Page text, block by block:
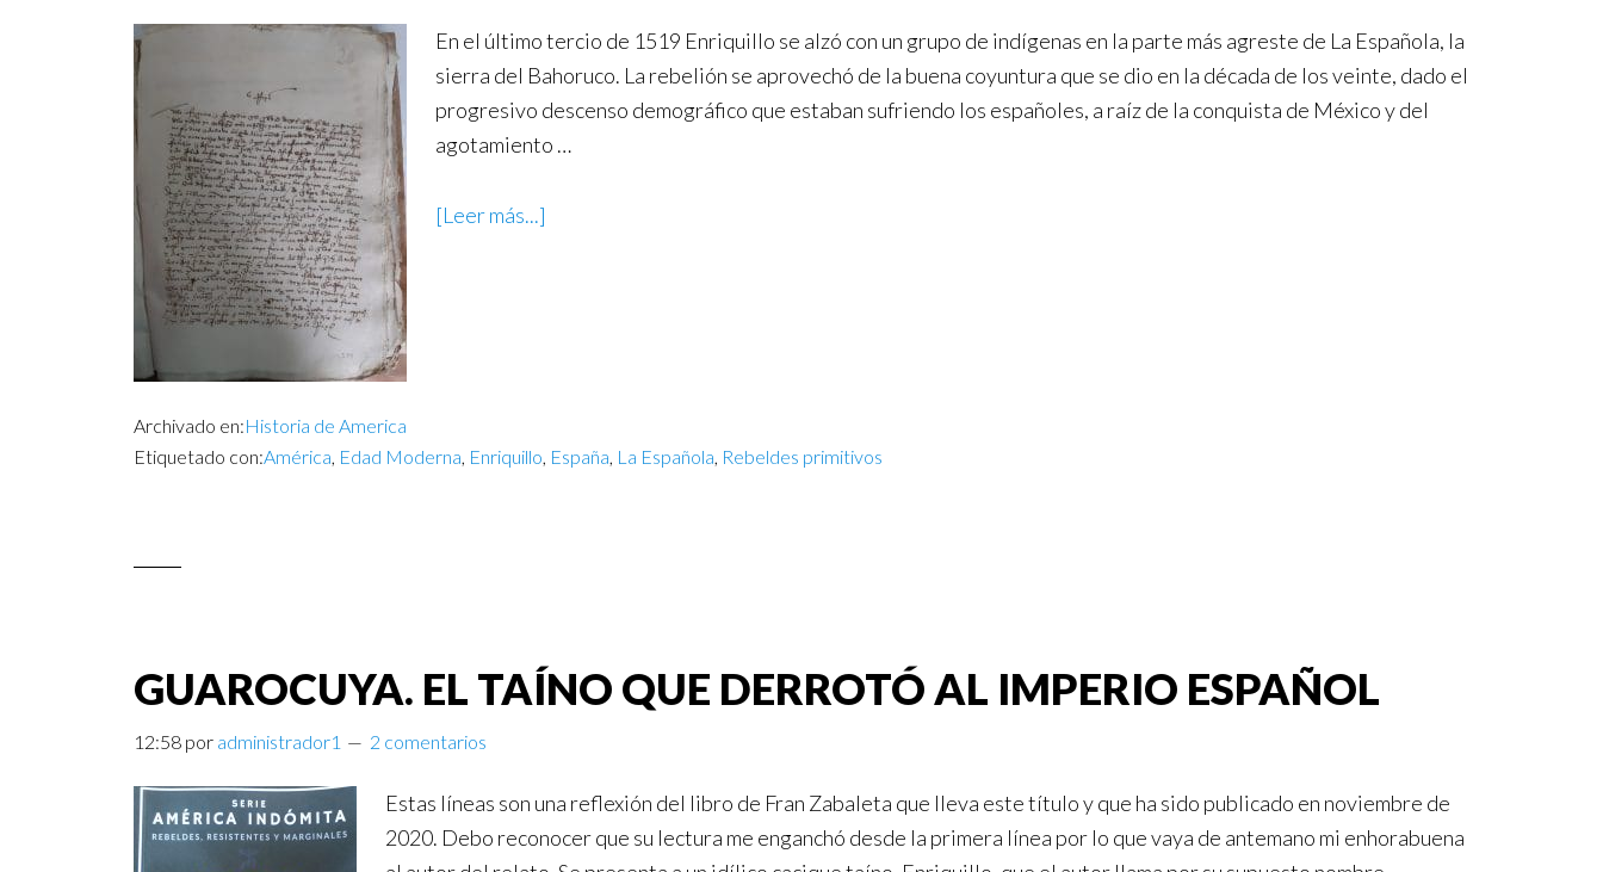
En el último tercio de 1519 Enriquillo se alzó con un grupo de indígenas en la parte más agreste de La Española, la
sierra del Bahoruco. La rebelión se aprovechó de la buena coyuntura que se dio en la década de los veinte, dado el
progresivo descenso demográfico que estaban sufriendo los españoles, a raíz de la conquista de México y del
agotamiento …
[Leer más...]
Archivado en:Historia de America
Etiquetado con:América, Edad Moderna, Enriquillo, España, La Española, Rebeldes primitivos
GUAROCUYA. EL TAÍNO QUE DERROTÓ AL IMPERIO ESPAÑOL
12:58 por administrador1 2 comentarios
Estas líneas son una reflexión del libro de Fran Zabaleta que lleva este título y que ha sido publicado en noviembre de
2020. Debo reconocer que su lectura me enganchó desde la primera línea por lo que vaya de antemano mi enhorabuena